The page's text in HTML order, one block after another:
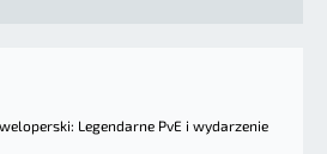
Legendarne PvE i wydarzenie